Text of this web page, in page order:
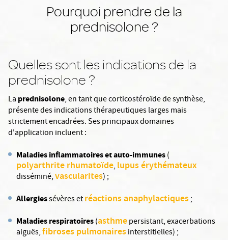
Pourquoi prendre de la
prednisolone ?
Quelles sont les indications de la
prednisolone ?
La prednisolone, en tant que corticostéroïde de synthèse,
présente des indications thérapeutiques larges mais
strictement encadrées. Ses principaux domaines
d'application incluent :
Maladies inflammatoires et auto-immunes(
polyarthrite rhumatoïde, lupus érythémateux
disséminé,vascularites) ;
Allergiessévères etréactions anaphylactiques;
Maladies respiratoires(asthmepersistant, exacerbations
aiguës,fibroses pulmonairesinterstitielles) ;